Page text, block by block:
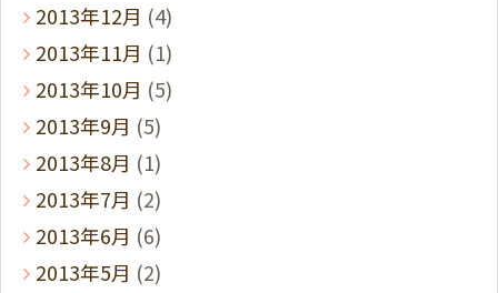
2013年12月 (4)
2013年11月 (1)
2013年10月 (5)
2013年9月 (5)
2013年8月 (1)
2013年7月 (2)
2013年6月 (6)
2013年5月 (2)